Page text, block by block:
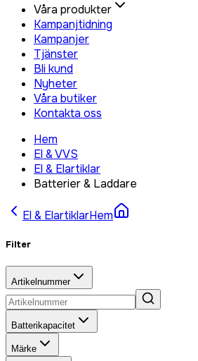
Våra produkter
Kampanjtidning
Kampanjer
Tjänster
Bli kund
Nyheter
Våra butiker
Kontakta oss
Hem
El & VVS
El & Elartiklar
Batterier & Laddare
El & ElartiklarHem
Filter
Artikelnummer
Batterikapacitet
Märke